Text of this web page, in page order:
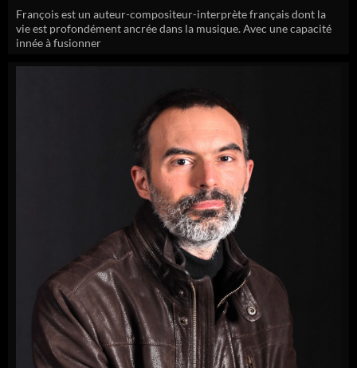
François est un auteur-compositeur-interprète français dont la
vie est profondément ancrée dans la musique. Avec une capacité
innée à fusionner